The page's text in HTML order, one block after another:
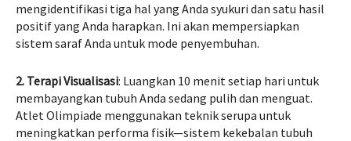
mengidentifikasi tiga hal yang Anda syukuri dan satu hasil
positif yang Anda harapkan. Ini akan mempersiapkan
sistem saraf Anda untuk mode penyembuhan.
2. Terapi Visualisasi: Luangkan 10 menit setiap hari untuk
membayangkan tubuh Anda sedang pulih dan menguat.
Atlet Olimpiade menggunakan teknik serupa untuk
meningkatkan performa fisik—sistem kekebalan tubuh